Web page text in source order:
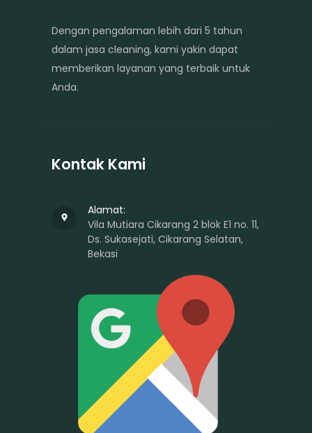
Dengan pengalaman lebih dari 5 tahun
dalam jasa cleaning, kami yakin dapat
memberikan layanan yang terbaik untuk
Anda.
Kontak Kami
Alamat:
Vila Mutiara Cikarang 2 blok E1 no. 11,
Ds. Sukasejati, Cikarang Selatan,
Bekasi